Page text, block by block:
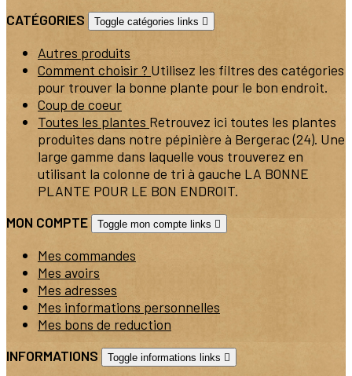
CATÉGORIES Toggle catégories links 
Autres produits
Comment choisir ? Utilisez les filtres des catégories
pour trouver la bonne plante pour le bon endroit.
Coup de coeur
Toutes les plantes Retrouvez ici toutes les plantes
produites dans notre pépinière à Bergerac (24). Une
large gamme dans laquelle vous trouverez en
utilisant la colonne de tri à gauche LA BONNE
PLANTE POUR LE BON ENDROIT.
MON COMPTE
Toggle mon compte links 
Mes commandes
Mes avoirs
Mes adresses
Mes informations personnelles
Mes bons de reduction
INFORMATIONS
Toggle informations links 